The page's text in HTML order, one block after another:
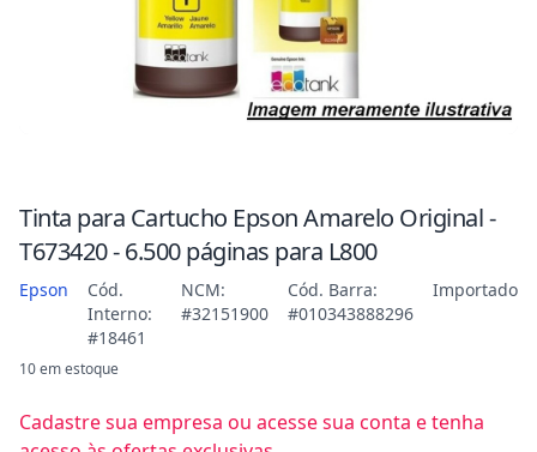
Tinta para Cartucho Epson Amarelo Original -
T673420 - 6.500 páginas para L800
Epson
Cód.
Interno:
#18461
NCM:
#32151900
Cód. Barra:
#010343888296
Importado
10 em estoque
Cadastre sua empresa ou acesse sua conta e tenha